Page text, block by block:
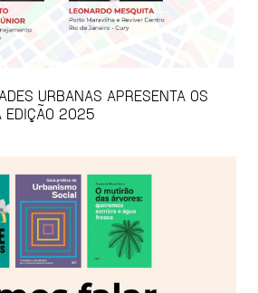
URBANAS APRESENTA OS
EDIÇÃO 2025